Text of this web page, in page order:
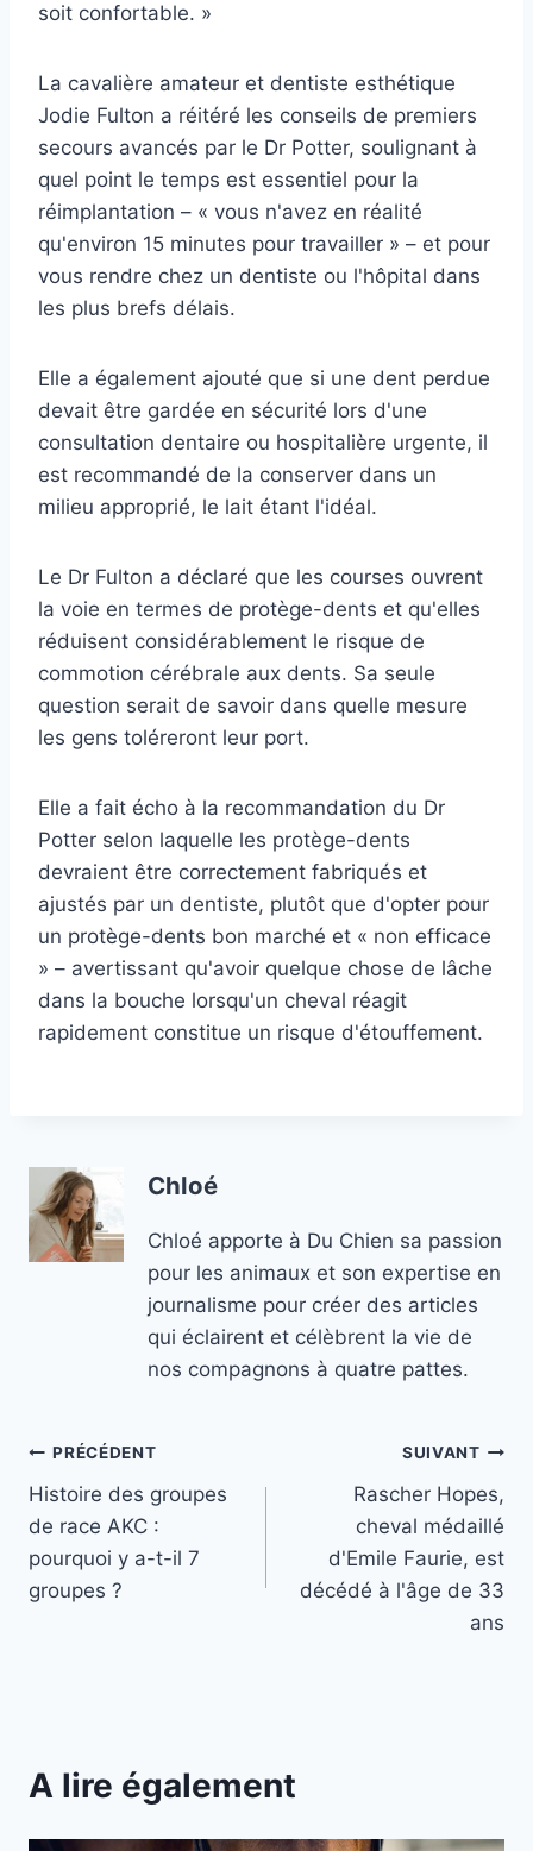
soit confortable. »
La cavalière amateur et dentiste esthétique
Jodie Fulton a réitéré les conseils de premiers
secours avancés par le Dr Potter, soulignant à
quel point le temps est essentiel pour la
réimplantation – « vous n'avez en réalité
qu'environ 15 minutes pour travailler » – et pour
vous rendre chez un dentiste ou l'hôpital dans
les plus brefs délais.
Elle a également ajouté que si une dent perdue
devait être gardée en sécurité lors d'une
consultation dentaire ou hospitalière urgente, il
est recommandé de la conserver dans un
milieu approprié, le lait étant l'idéal.
Le Dr Fulton a déclaré que les courses ouvrent
la voie en termes de protège-dents et qu'elles
réduisent considérablement le risque de
commotion cérébrale aux dents. Sa seule
question serait de savoir dans quelle mesure
les gens toléreront leur port.
Elle a fait écho à la recommandation du Dr
Potter selon laquelle les protège-dents
devraient être correctement fabriqués et
ajustés par un dentiste, plutôt que d'opter pour
un protège-dents bon marché et « non efficace
» – avertissant qu'avoir quelque chose de lâche
dans la bouche lorsqu'un cheval réagit
rapidement constitue un risque d'étouffement.
Chloé
Chloé apporte à Du Chien sa passion
pour les animaux et son expertise en
journalisme pour créer des articles
qui éclairent et célèbrent la vie de
nos compagnons à quatre pattes.
Navigation
de
l’article
PRÉCÉDENT
Histoire des groupes
de race AKC :
pourquoi y a-t-il 7
groupes ?
SUIVANT
Rascher Hopes,
cheval médaillé
d'Emile Faurie, est
décédé à l'âge de 33
ans
A lire également